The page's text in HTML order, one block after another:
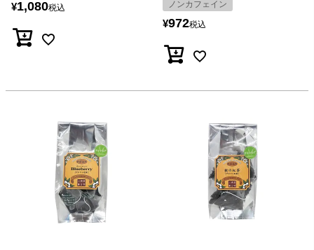
¥1,080税込 ノンカフェイン
¥972税込